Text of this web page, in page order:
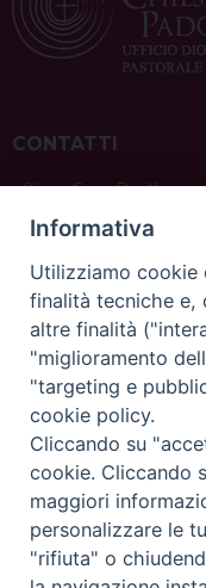
CONTATTI
ufficio: Casa Pio X
via Bonporti, 20 – 35141
tel: +39 351 619 2354
e mail:
sede: Casa Sant'Andrea
via Valmarana, 20 –
instagram:
e mail:
Copyright©
Informativa
Utilizziamo cookie
finalità tecniche e,
altre finalità
"miglioramento
"targeting e
cookie policy.
Cliccando su
cookie. Cliccando
maggiori
personalizzare le
"rifiuta" o